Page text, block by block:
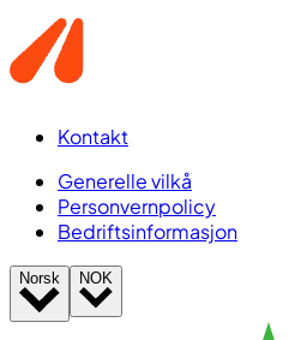
Kontakt
Generelle vilkå
Personvernpolicy
Bedriftsinformasjon
Norsk NOK